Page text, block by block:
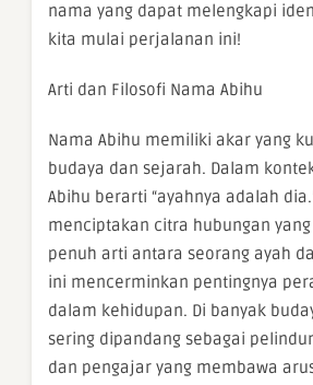
nama yang dapat melengkapi
kita mulai perjalanan ini!
Arti dan Filosofi Nama Abihu
Nama Abihu memiliki akar yang
budaya dan sejarah. Dalam
Abihu berarti “ayahnya adalah
menciptakan citra hubungan
penuh arti antara seorang ayah
ini mencerminkan pentingnya
dalam kehidupan. Di banyak
sering dipandang sebagai
dan pengajar yang membawa